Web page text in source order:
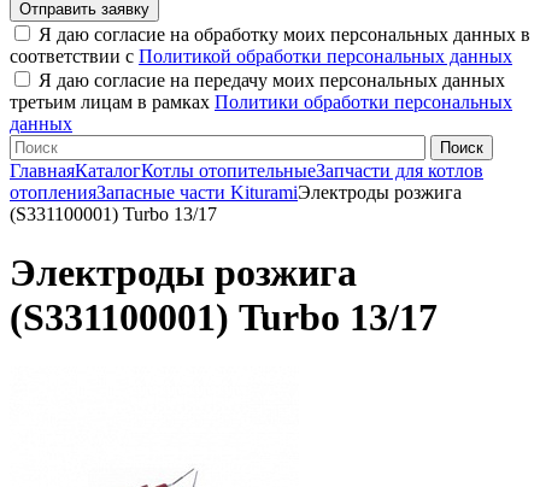
Я даю согласие на обработку моих персональных данных в
соответствии с Политикой обработки персональных данных
Я даю согласие на передачу моих персональных данных
третьим лицам в рамках Политики обработки персональных
данных
ГлавнаяКаталогКотлы отопительныеЗапчасти для котлов
отопленияЗапасные части KituramiЭлектроды розжига
(S331100001) Turbo 13/17
Электроды розжига
(S331100001) Turbo 13/17